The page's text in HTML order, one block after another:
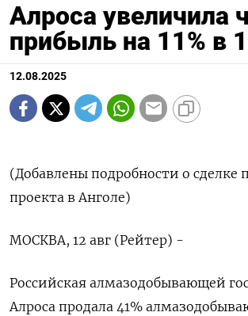
Алроса увеличила
прибыль на 11% в
12.08.2025
(Добавлены подробности о сделке
проекта в Анголе)
МОСКВА, 12 авг (Рейтер) -
Российская алмазодобывающей
Алроса продала 41%